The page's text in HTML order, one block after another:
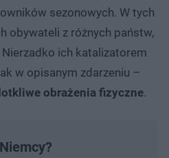
sezonowych. W tych
obywateli z różnych państw,
ich katalizatorem
w opisanym zdarzeniu –
obrażenia fizyczne.